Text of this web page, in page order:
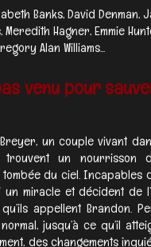
Banks, David Denman,
Meredith Hagner, Emmie
Alan Williams...
venu pour
un couple vivant
trouvent un nourrisson
du ciel. Incapables
miracle et décident de
appellent Brandon.
jusqu’à ce qu’il
des changements